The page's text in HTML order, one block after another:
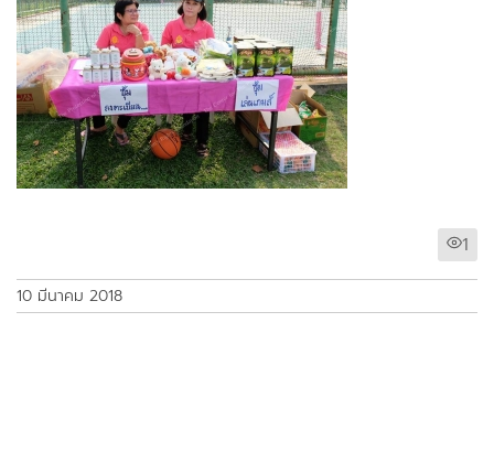
1
10 มีนาคม 2018